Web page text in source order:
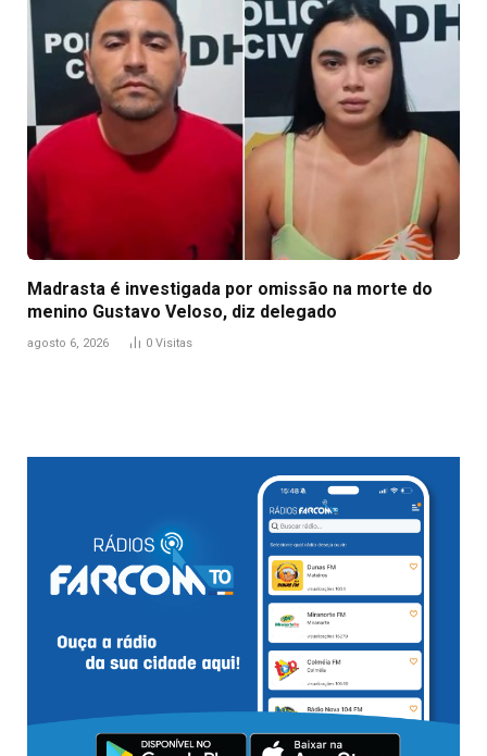
Madrasta é investigada por omissão na morte do
menino Gustavo Veloso, diz delegado
agosto 6, 2026 0 Visitas